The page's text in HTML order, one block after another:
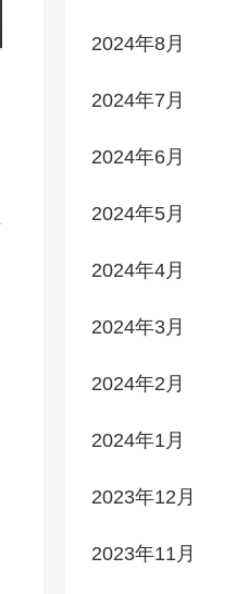
2024年8月
2024年7月
2024年6月
2024年5月
2024年4月
2024年3月
2024年2月
2024年1月
2023年12月
2023年11月